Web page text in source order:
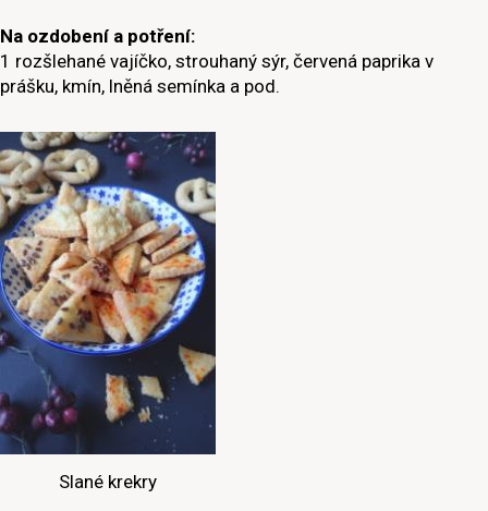
Na ozdobení a potření:
1 rozšlehané vajíčko, strouhaný sýr, červená paprika v
prášku, kmín, lněná semínka a pod.
Slané krekry